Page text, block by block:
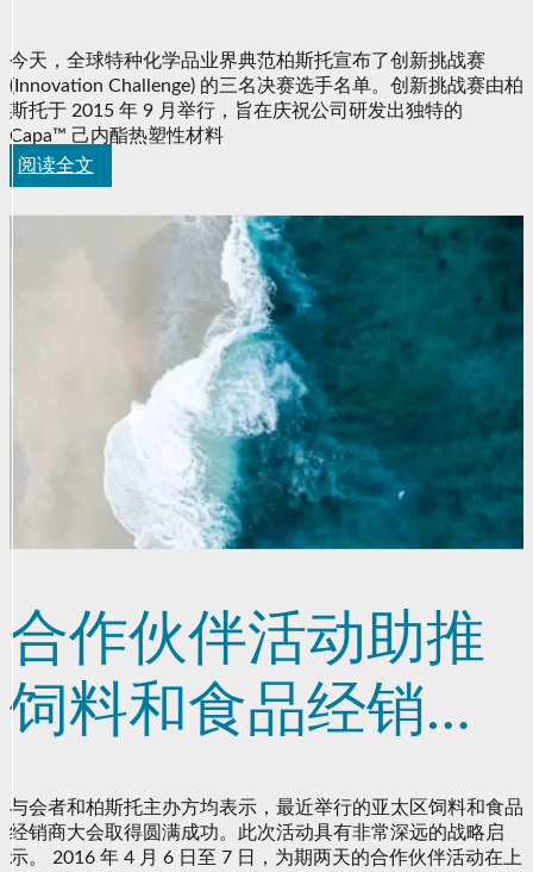
今天，全球特种化学品业界典范柏斯托宣布了创新挑战赛
(Innovation Challenge) 的三名决赛选手名单。创新挑战赛由柏
斯托于 2015 年 9 月举行，旨在庆祝公司研发出独特的
Capa™ 己内酯热塑性材料
阅读全文
合作伙伴活动助推
饲料和食品经销战
略
与会者和柏斯托主办方均表示，最近举行的亚太区饲料和食品
经销商大会取得圆满成功。此次活动具有非常深远的战略启
示。 2016 年 4 月 6 日至 7 日，为期两天的合作伙伴活动在上